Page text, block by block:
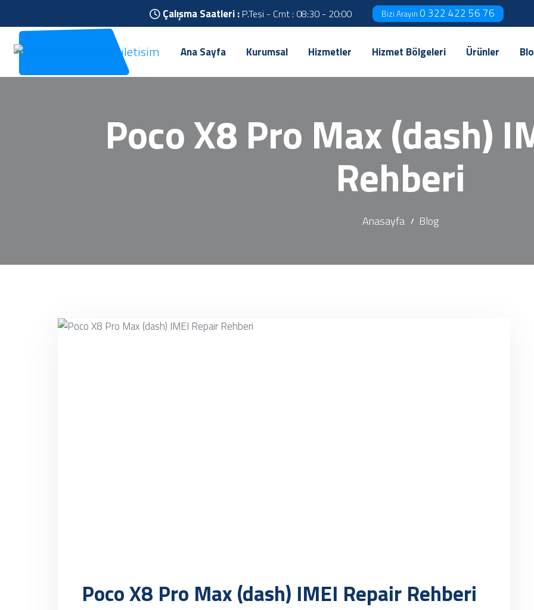
Çalışma Saatleri : P.Tesi - Cmt : 08:30 - 20:00 Bizi Arayın0 322 422 56 76
Ana Sayfa Kurumsal Hizmetler Hizmet Bölgeleri Ürünler
Poco X8 Pro Max (dash)
Rehberi
Anasayfa Blog
Poco X8 Pro Max (dash) IMEI Repair Rehberi